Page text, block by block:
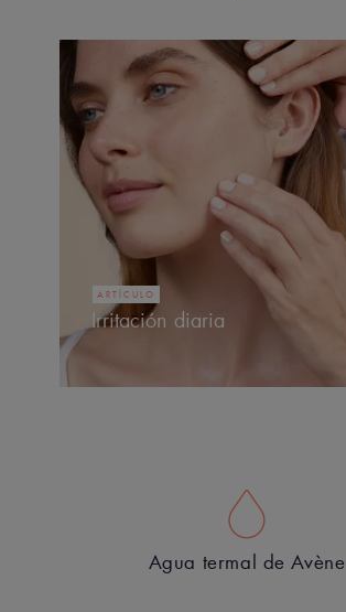
ARTÍCULO
Irritación diaria
Agua termal de Avène